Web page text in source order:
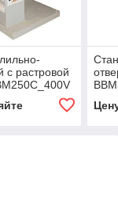
с растровой